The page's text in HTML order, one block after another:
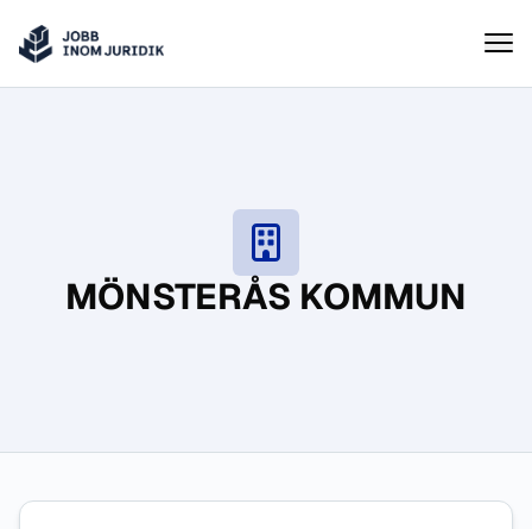
Hoppa till innehåll
Jobbinomjuridik
MÖNSTERÅS KOMMUN